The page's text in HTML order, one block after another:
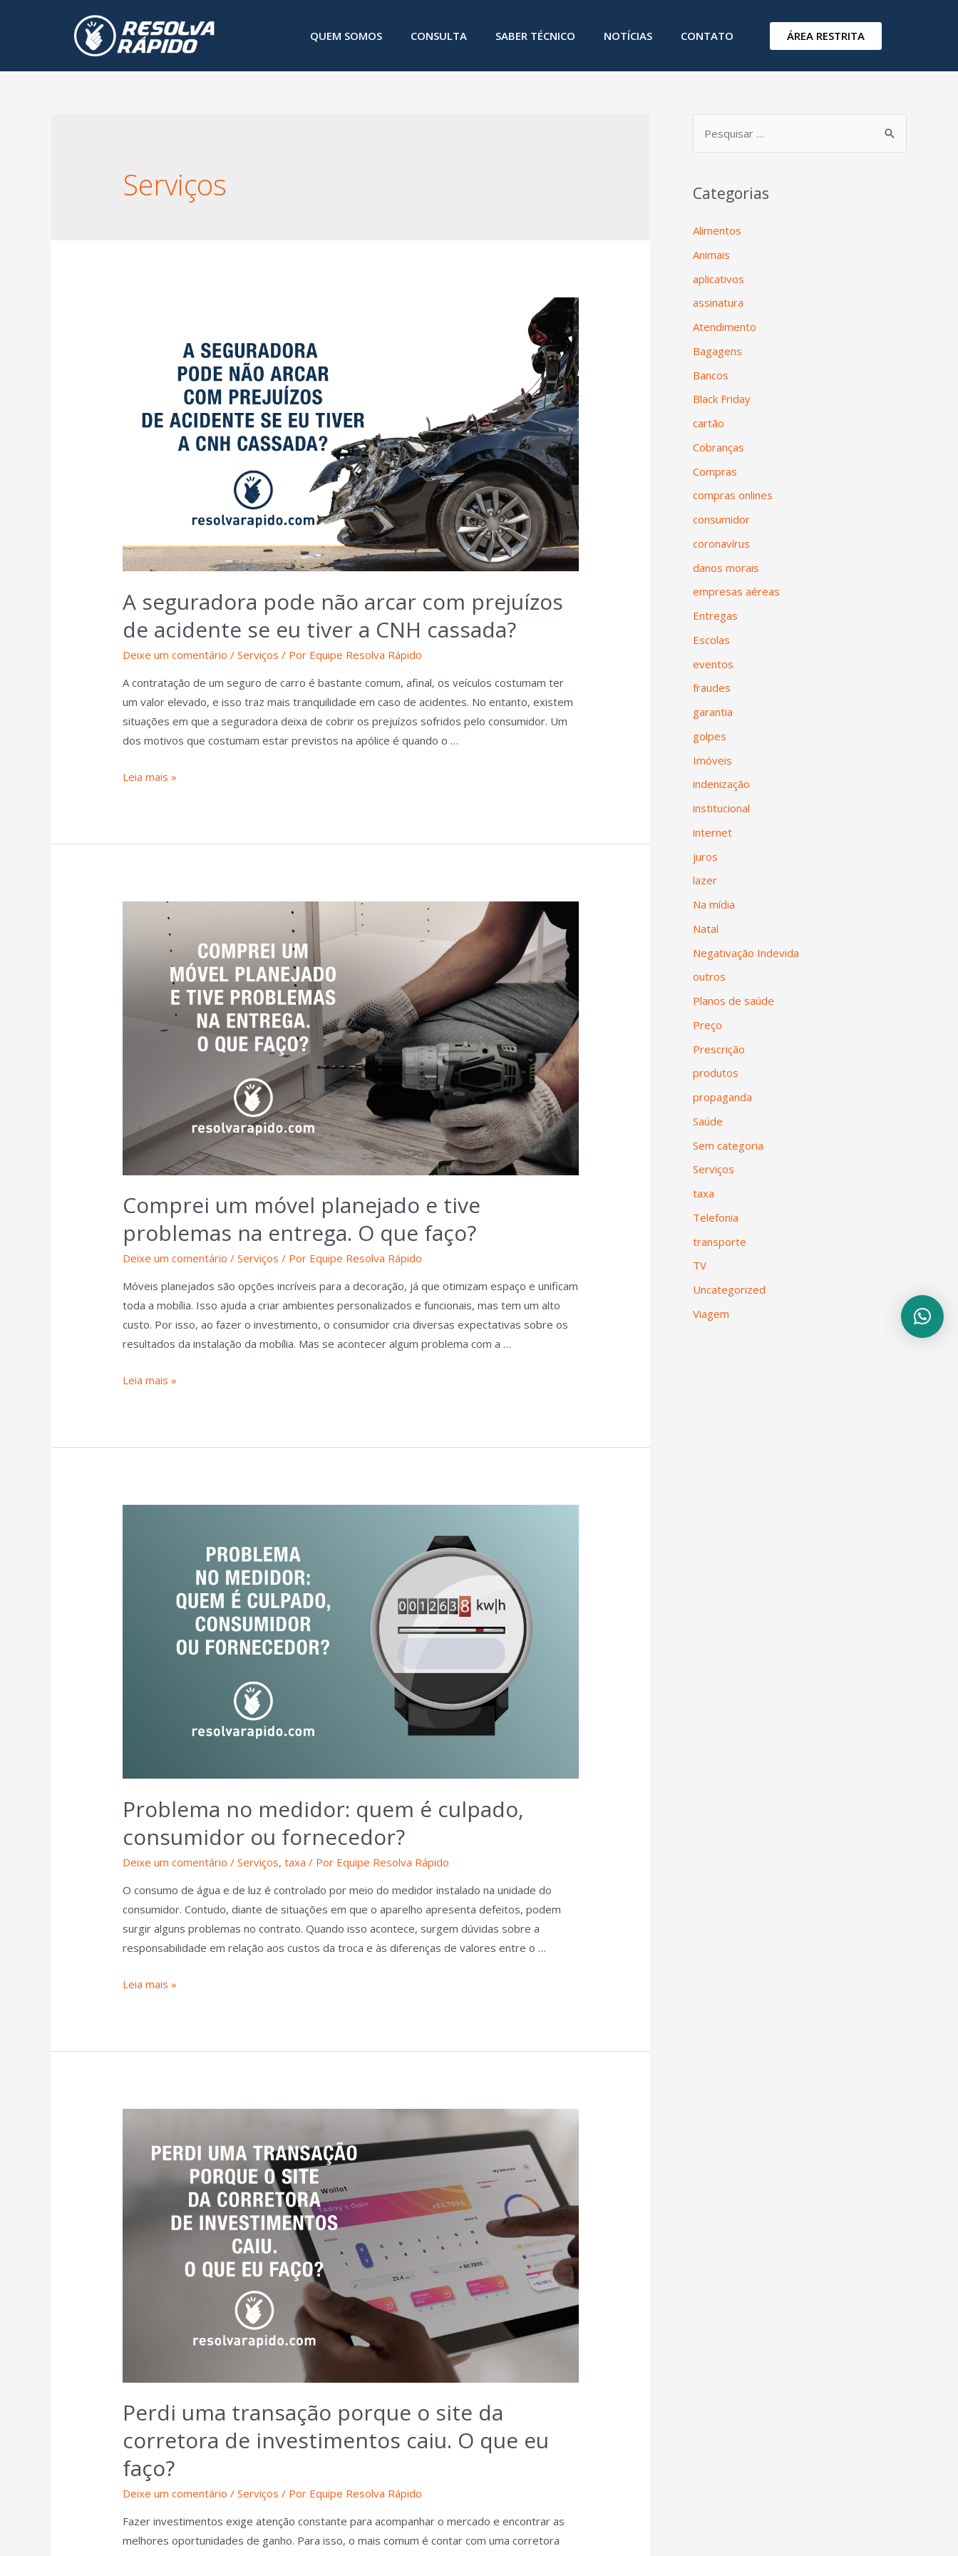
QUEM SOMOS CONSULTA SABER TÉCNICO NOTÍCIAS CONTATO ÁREA RESTRITA
Serviços
A seguradora pode não arcar com prejuízos
de acidente se eu tiver a CNH cassada?
Deixe um comentário /Serviços / Por Equipe Resolva Rápido
A contratação de um seguro de carro é bastante comum, afinal, os veículos costumam ter
um valor elevado, e isso traz mais tranquilidade em caso de acidentes. No entanto, existem
situações em que a seguradora deixa de cobrir os prejuízos sofridos pelo consumidor. Um
dos motivos que costumam estar previstos na apólice é quando o …
Leia mais »
Comprei um móvel planejado e tive
problemas na entrega. O que faço?
Deixe um comentário /Serviços / Por Equipe Resolva Rápido
Móveis planejados são opções incríveis para a decoração, já que otimizam espaço e unificam
toda a mobília. Isso ajuda a criar ambientes personalizados e funcionais, mas tem um alto
custo. Por isso, ao fazer o investimento, o consumidor cria diversas expectativas sobre os
resultados da instalação da mobília. Mas se acontecer algum problema com a …
Leia mais »
Problema no medidor: quem é culpado,
consumidor ou fornecedor?
Deixe um comentário /Serviços,taxa / Por Equipe Resolva Rápido
O consumo de água e de luz é controlado por meio do medidor instalado na unidade do
consumidor. Contudo, diante de situações em que o aparelho apresenta defeitos, podem
surgir alguns problemas no contrato. Quando isso acontece, surgem dúvidas sobre a
responsabilidade em relação aos custos da troca e às diferenças de valores entre o …
Leia mais »
Perdi uma transação porque o site da
corretora de investimentos caiu. O que eu
faço?
Deixe um comentário /Serviços / Por Equipe Resolva Rápido
Fazer investimentos exige atenção constante para acompanhar o mercado e encontrar as
melhores oportunidades de ganho. Para isso, o mais comum é contar com uma corretora
Categorias
Alimentos
Animais
aplicativos
assinatura
Atendimento
Bagagens
Bancos
Black Friday
cartão
Cobranças
Compras
compras onlines
consumidor
coronavírus
danos morais
empresas aéreas
Entregas
Escolas
eventos
fraudes
garantia
golpes
Imóveis
indenização
institucional
internet
juros
lazer
Na mídia
Natal
Negativação Indevida
outros
Planos de saúde
Preço
Prescrição
produtos
propaganda
Saúde
Sem categoria
Serviços
taxa
Telefonia
transporte
TV
Uncategorized
Viagem